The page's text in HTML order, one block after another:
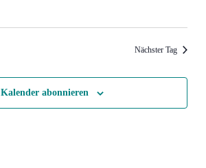
Nächster Tag
Kalender abonnieren